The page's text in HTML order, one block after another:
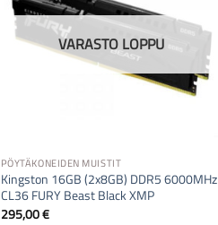
VARASTO LOPPU
PÖYTÄKONEIDEN MUISTIT
Kingston 16GB (2x8GB) DDR5 6000MHz
CL36 FURY Beast Black XMP
295,00€